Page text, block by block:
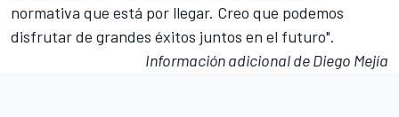
normativa que está por llegar. Creo que podemos
disfrutar de grandes éxitos juntos en el futuro".
Información adicional de Diego Mejía